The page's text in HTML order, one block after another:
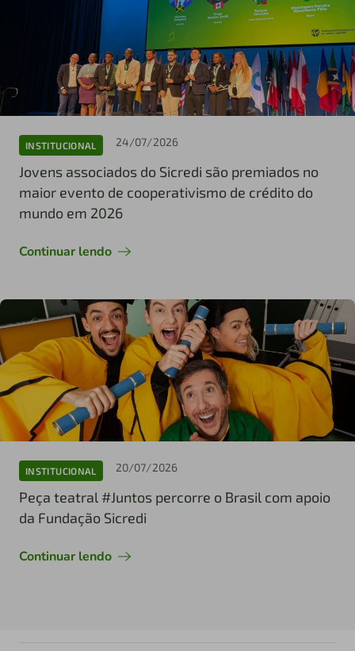
INSTITUCIONAL 24/07/2026
Jovens associados do Sicredi são premiados no
maior evento de cooperativismo de crédito do
mundo em 2026
Continuar lendo
INSTITUCIONAL 20/07/2026
Peça teatral #Juntos percorre o Brasil com apoio
da Fundação Sicredi
Continuar lendo